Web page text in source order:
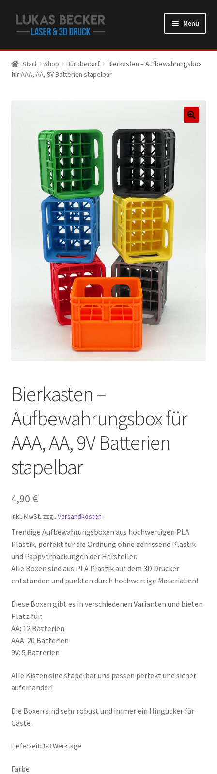
Zur
Navigation
Zum
Inhalt
Menü
Start Shop Bürobedarf
Bierkasten – Aufbewahrungsbox
für AAA, AA, 9V Batterien stapelbar
Bierkasten –
Aufbewahrungsbox für
AAA, AA, 9V Batterien
stapelbar
4,90 €
inkl. MwSt. zzgl. Versandkosten
Trendige Aufbewahrungsboxen aus hochwertigen PLA
Plastik, perfekt für die Ordnung ohne zerrissene Plastik-
und Pappverpackungen der Hersteller.
Alle Boxen sind aus PLA Plastik auf dem 3D Drucker
entstanden und punkten durch hochwertige Materialien!
Diese Boxen gibt es in verschiedenen Varianten und bieten
Platz für:
AA: 12 Batterien
AAA: 20 Batterien
9V: 5 Batterien
Alle Kisten sind stapelbar und passen perfekt und sicher
aufeinander!
Die Boxen sind sehr robust und immer ein Hingucker für
Gäste.
Lieferzeit: 1-3 Werktage
Farbe